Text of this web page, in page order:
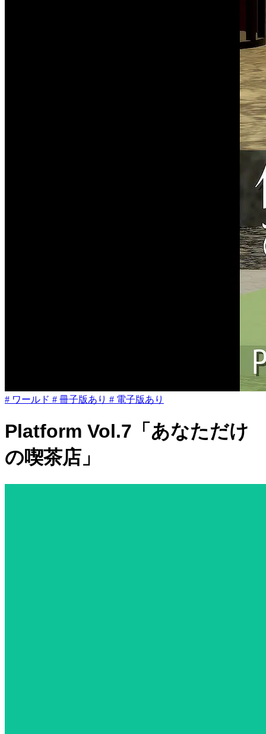
# ワールド # 冊子版あり # 電子版あり
Platform Vol.7「あなただけ
の喫茶店」